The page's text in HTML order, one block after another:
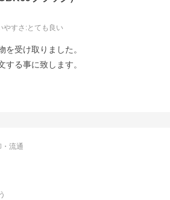
やすさ :とても良い
受け取りました。
る事に致します。
流通